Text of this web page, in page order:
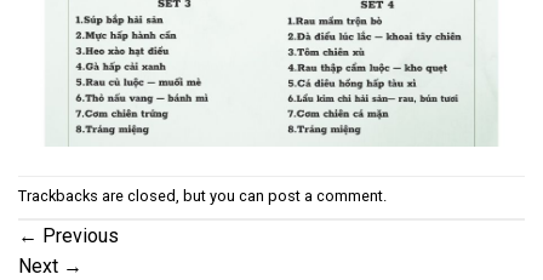
Trackbacks are closed, but you can post a comment.
← Previous
Next →